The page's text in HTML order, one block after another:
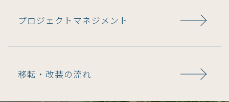
プロジェクトマネジメント
移転・改装の流れ